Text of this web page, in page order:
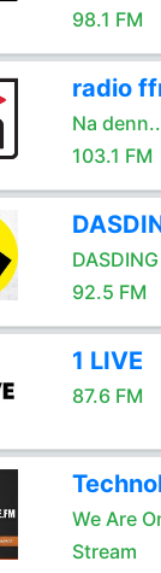
98.1 FM
radio
Na
103.1 FM
92.5 FM
1 LIVE
87.6 FM
We Are
Stream